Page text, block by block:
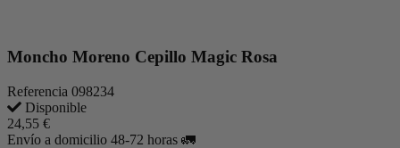
Moncho Moreno Cepillo Magic Rosa
Referencia 098234
Disponible
24,55 €
Envío a domicilio 48-72 horas 🚛